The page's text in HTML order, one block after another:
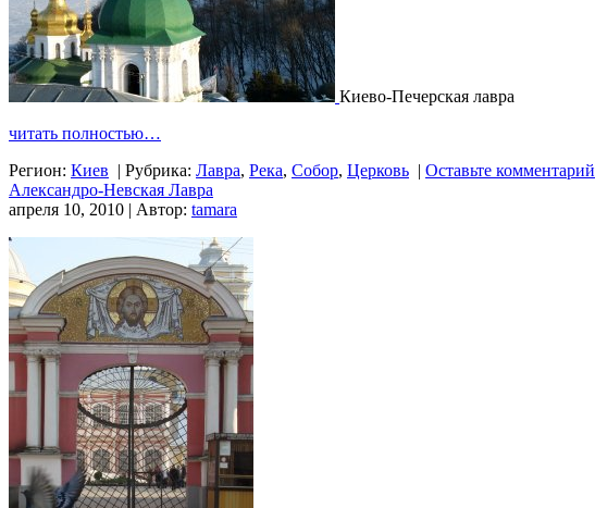
Киево-Печерская лавра
читать полностью…
Регион: Киев | Рубрика: Лавра, Река, Собор, Церковь | Оставьте комментарий
Александро-Невская Лавра
апреля 10, 2010 | Автор: tamara